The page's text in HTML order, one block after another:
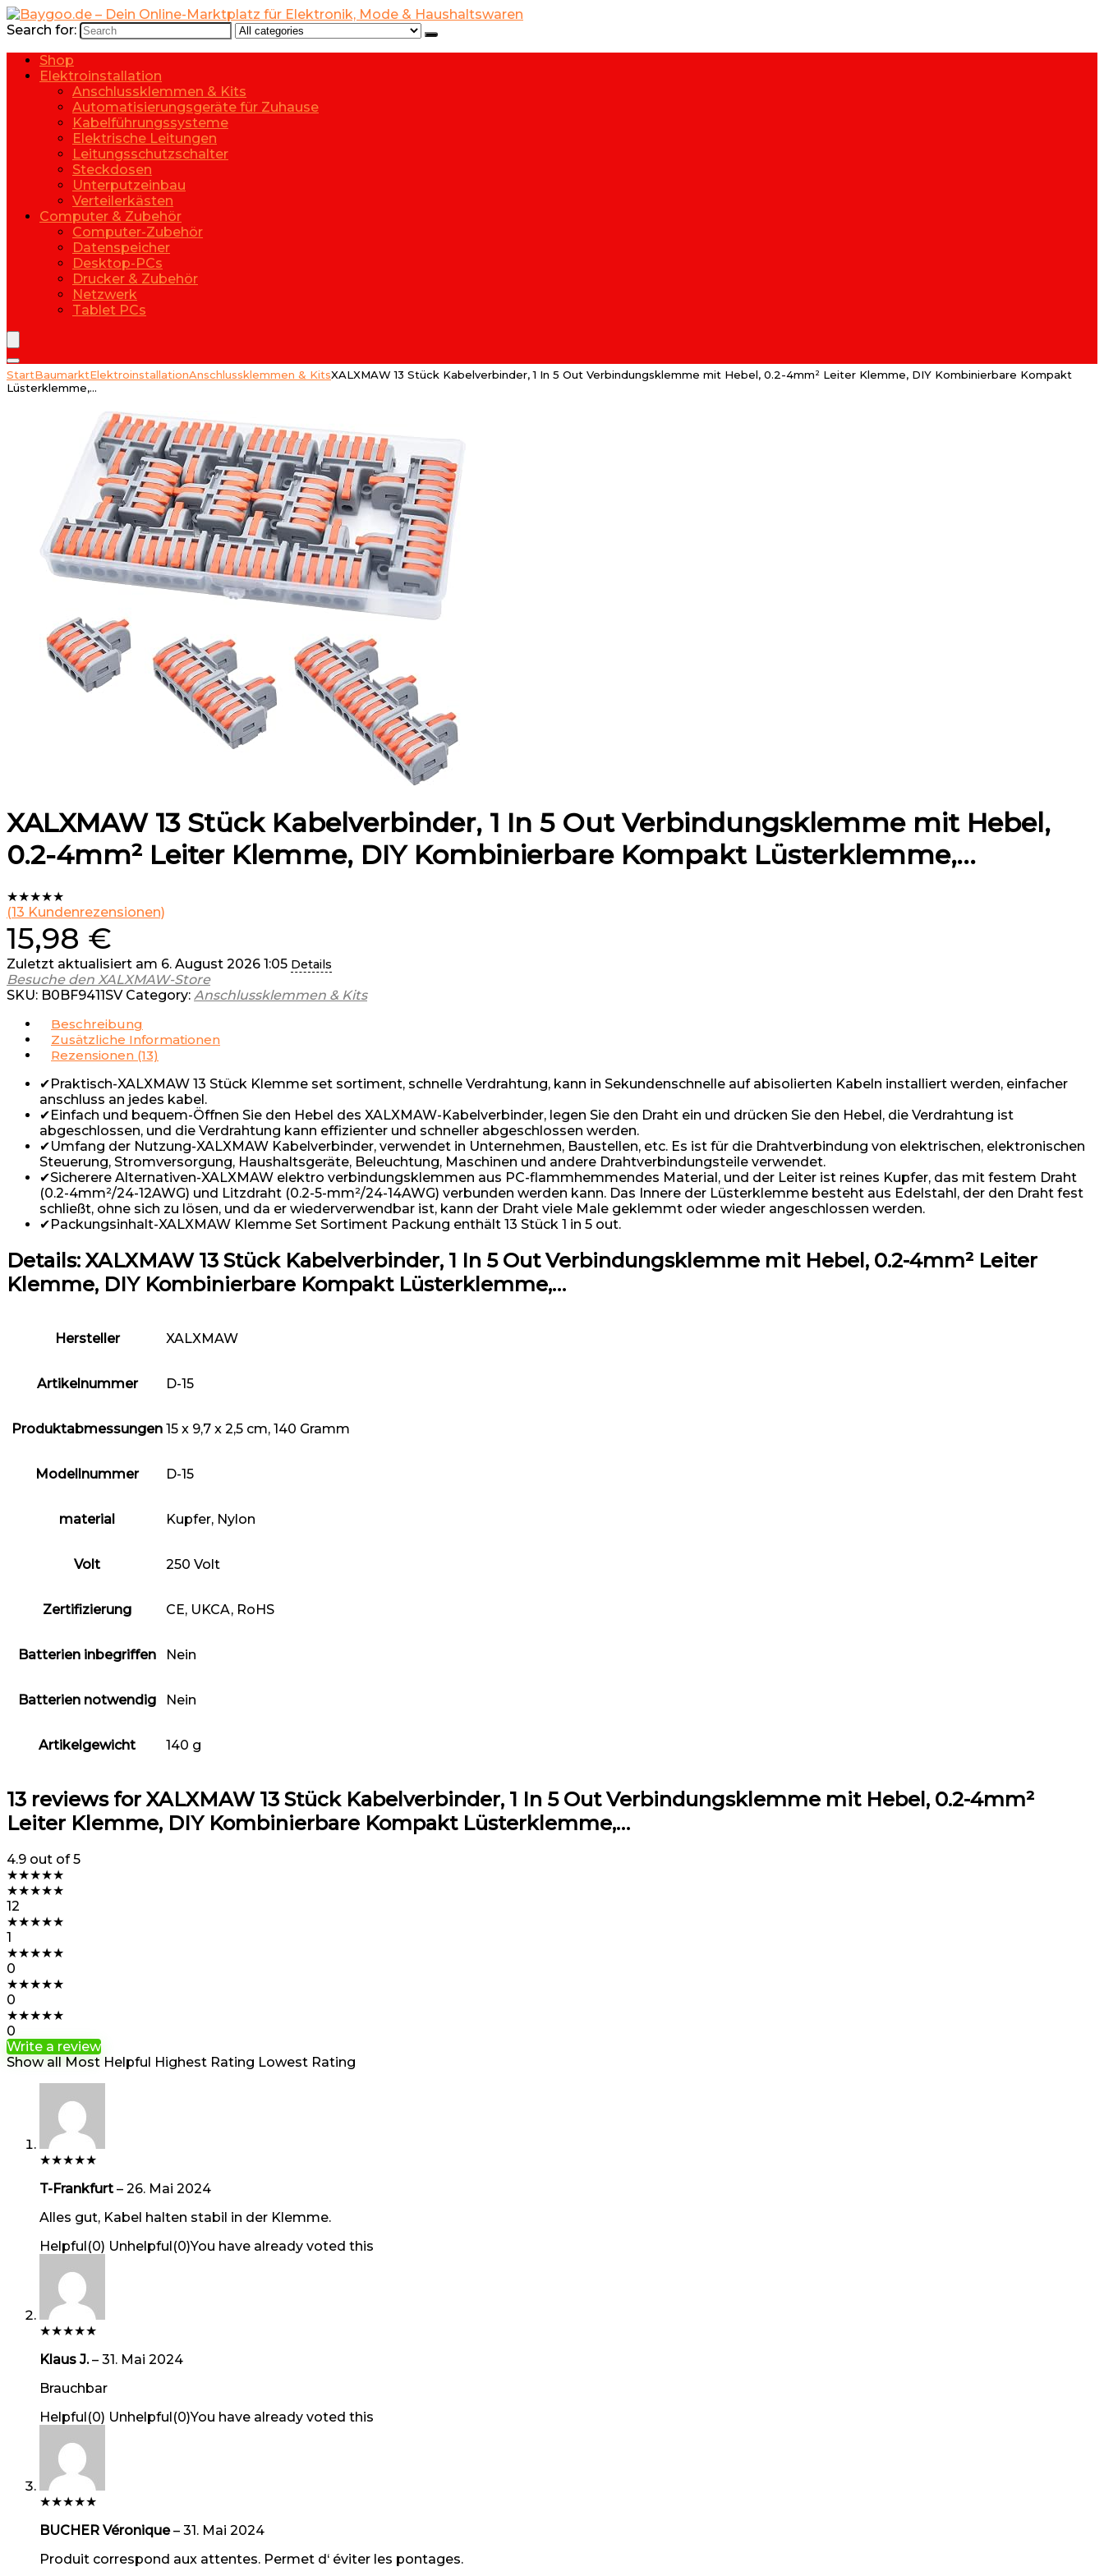
Search for:
Shop
Elektroinstallation
Anschlussklemmen & Kits
Automatisierungsgeräte für Zuhause
Kabelführungssysteme
Elektrische Leitungen
Leitungsschutzschalter
Steckdosen
Unterputzeinbau
Verteilerkästen
Computer & Zubehör
Computer-Zubehör
Datenspeicher
Desktop-PCs
Drucker & Zubehör
Netzwerk
Tablet PCs
StartBaumarktElektroinstallationAnschlussklemmen & KitsXALXMAW 13 Stück Kabelverbinder, 1 In 5 Out Verbindungsklemme mit Hebel, 0.2-4mm² Leiter Klemme, DIY Kombinierbare Kompakt
Lüsterklemme,…
XALXMAW 13 Stück Kabelverbinder, 1 In 5 Out Verbindungsklemme mit Hebel,
0.2-4mm² Leiter Klemme, DIY Kombinierbare Kompakt Lüsterklemme,…
★★★★★
(13 Kundenrezensionen)
15,98 €
Zuletzt aktualisiert am 6. August 2026 1:05 Details
Besuche den XALXMAW-Store
SKU: B0BF9411SV Category: Anschlussklemmen & Kits
Beschreibung
Zusätzliche Informationen
Rezensionen (13)
✔Praktisch-XALXMAW 13 Stück Klemme set sortiment, schnelle Verdrahtung, kann in Sekundenschnelle auf abisolierten Kabeln installiert werden, einfacher
anschluss an jedes kabel.
✔Einfach und bequem-Öffnen Sie den Hebel des XALXMAW-Kabelverbinder, legen Sie den Draht ein und drücken Sie den Hebel, die Verdrahtung ist
abgeschlossen, und die Verdrahtung kann effizienter und schneller abgeschlossen werden.
✔Umfang der Nutzung-XALXMAW Kabelverbinder, verwendet in Unternehmen, Baustellen, etc. Es ist für die Drahtverbindung von elektrischen, elektronischen
Steuerung, Stromversorgung, Haushaltsgeräte, Beleuchtung, Maschinen und andere Drahtverbindungsteile verwendet.
✔Sicherere Alternativen-XALXMAW elektro verbindungsklemmen aus PC-flammhemmendes Material, und der Leiter ist reines Kupfer, das mit festem Draht
(0.2-4mm²/24-12AWG) und Litzdraht (0.2-5-mm²/24-14AWG) verbunden werden kann. Das Innere der Lüsterklemme besteht aus Edelstahl, der den Draht fest
schließt, ohne sich zu lösen, und da er wiederverwendbar ist, kann der Draht viele Male geklemmt oder wieder angeschlossen werden.
✔Packungsinhalt-XALXMAW Klemme Set Sortiment Packung enthält 13 Stück 1 in 5 out.
Details: XALXMAW 13 Stück Kabelverbinder, 1 In 5 Out Verbindungsklemme mit Hebel, 0.2-4mm² Leiter
Klemme, DIY Kombinierbare Kompakt Lüsterklemme,…
Hersteller ‎XALXMAW
Artikelnummer ‎D-15
Produktabmessungen ‎15 x 9,7 x 2,5 cm, 140 Gramm
Modellnummer ‎D-15
material Kupfer, ‎Nylon
Volt ‎250 Volt
Zertifizierung ‎CE, UKCA, RoHS
Batterien inbegriffen ‎Nein
Batterien notwendig ‎Nein
Artikelgewicht ‎140 g
13 reviews for XALXMAW 13 Stück Kabelverbinder, 1 In 5 Out Verbindungsklemme mit Hebel, 0.2-4mm²
Leiter Klemme, DIY Kombinierbare Kompakt Lüsterklemme,…
4.9 out of 5
★★★★★
★★★★★
12
★★★★★
1
★★★★★
0
★★★★★
0
★★★★★
0
Write a review
Show all Most Helpful Highest Rating Lowest Rating
★★★★★
T-Frankfurt – 26. Mai 2024
Alles gut, Kabel halten stabil in der Klemme.
Helpful(0) Unhelpful(0)You have already voted this
★★★★★
Klaus J.– 31. Mai 2024
Brauchbar
Helpful(0) Unhelpful(0)You have already voted this
★★★★★
BUCHER Véronique– 31. Mai 2024
Produit correspond aux attentes. Permet d‘ éviter les pontages.